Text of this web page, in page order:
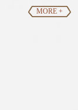
MORE +